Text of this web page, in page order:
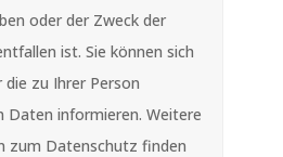
oder der Zweck der
ist. Sie können sich
zu Ihrer Person
Daten informieren. Weitere
zum Datenschutz finden